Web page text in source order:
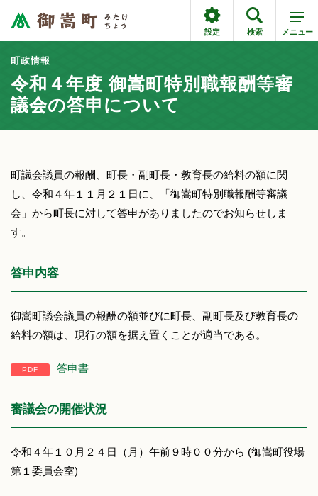
設定 検索 メニュー
町政情報
令和４年度 御嵩町特別職報酬等審
議会の答申について
町議会議員の報酬、町長・副町長・教育長の給料の額に関
し、令和４年１１月２１日に、「御嵩町特別職報酬等審議
会」から町長に対して答申がありましたのでお知らせしま
す。
答申内容
御嵩町議会議員の報酬の額並びに町長、副町長及び教育長の
給料の額は、現行の額を据え置くことが適当である。
答申書
審議会の開催状況
令和４年１０月２４日（月）午前９時００分から (御嵩町役場
第１委員会室)